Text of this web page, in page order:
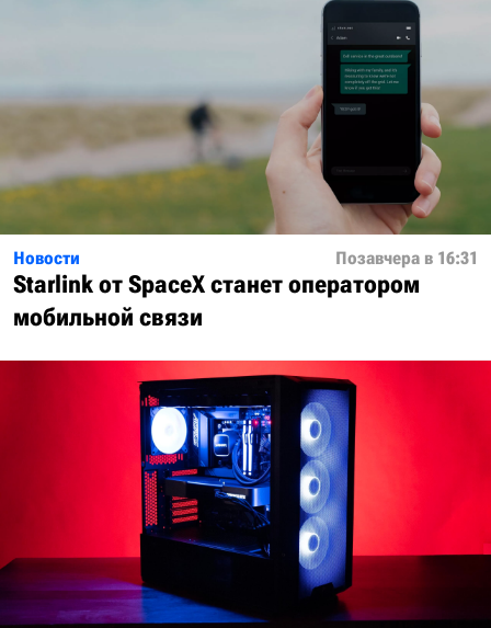
Новости Позавчера в 16:31
Starlink от SpaceX станет оператором
мобильной связи